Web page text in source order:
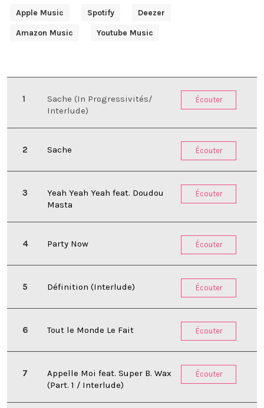
Apple Music Spotify
Deezer
Amazon Music
Youtube Music
Écouter
Sache (In Progressivités/
Interlude)
Écouter
Sache
Écouter
Yeah Yeah Yeah feat. Doudou
Masta
Écouter
Party Now
Écouter
Définition (Interlude)
Écouter
Tout le Monde Le Fait
Écouter
Appelle Moi feat. Super B. Wax
(Part. 1 / Interlude)